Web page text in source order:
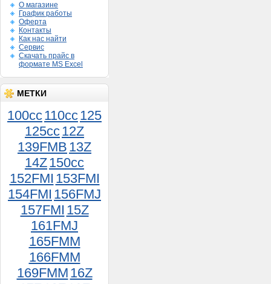
О магазине
График работы
Оферта
Контакты
Как нас найти
Сервис
Скачать прайс в
формате MS Excel
МЕТКИ
100cc110cc125
125cc12Z
139FMB 13Z
14Z150сс
152FMI 153FMI
154FMI 156FMJ
157FMI 15Z
161FMJ
165FMM
166FMM
169FMM 16Z
Поршень Муравей 3 кол.
шир.норма 000
900руб.